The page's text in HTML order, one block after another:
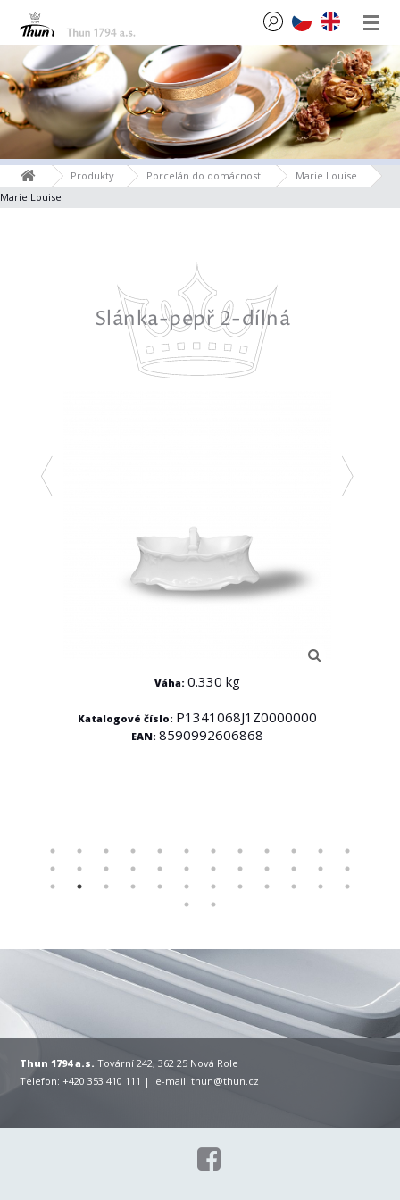
Produkty Porcelán do domácnosti
Marie Louise
Marie Louise
Slánka-pepř 2-dílná
Váha:0.330 kg
Katalogové číslo: P1341068J1Z0000000
EAN:8590992606868
Thun 1794 a.s. Tovární 242, 362 25 Nová Role
Telefon: +420 353 410 111 | e-mail:thun@thun.cz